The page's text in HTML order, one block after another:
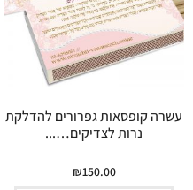
עשרה קופסאות גפרורים להדלקת
נרות לצדיקים…...
₪150.00